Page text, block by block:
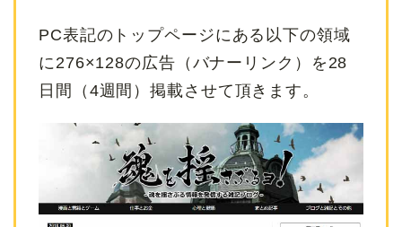
PC表記のトップページにある以下の領域
に276×128の広告（バナーリンク）を28
日間（4週間）掲載させて頂きます。